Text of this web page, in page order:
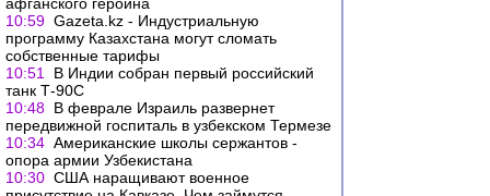
10:59 Gazeta.kz - Индустриальную
программу Казахстана могут сломать
собственные тарифы
10:51
В Индии собран первый российский
танк Т-90С
10:48 В феврале Израиль развернет
передвижной госпиталь в узбекском Термезе
10:34 Американские школы сержантов -
опора армии Узбекистана
10:30 США наращивают военное